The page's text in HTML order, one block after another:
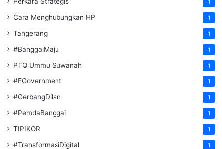
1
Cara Menghubungkan HP 1
Tangerang 1
#BanggaiMaju 1
PTQ Ummu Suwanah 1
#EGovernment 1
#GerbangDilan 1
#PemdaBanggai 1
TIPIKOR 1
#TransformasiDigital 1